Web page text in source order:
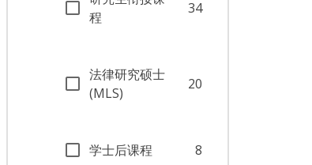
程
34
法律研究硕士
(MLS)
20
学士后课程 8